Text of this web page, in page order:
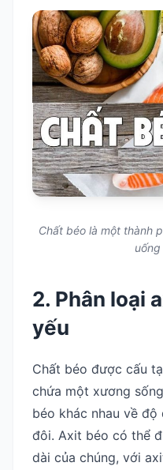
Chất béo là một thành
2. Phân loại
yếu
Chất béo được cấu
chứa một xương
béo khác nhau về
đôi. Axit béo có thể
dài của chúng, với